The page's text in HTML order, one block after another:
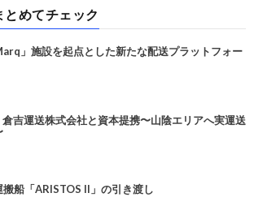
とめてチェック
」施設を起点とした新たな配送プラットフォー
吉運送株式会社と資本提携〜山陰エリアへ実運送
船「ARISTOS II」の引き渡し